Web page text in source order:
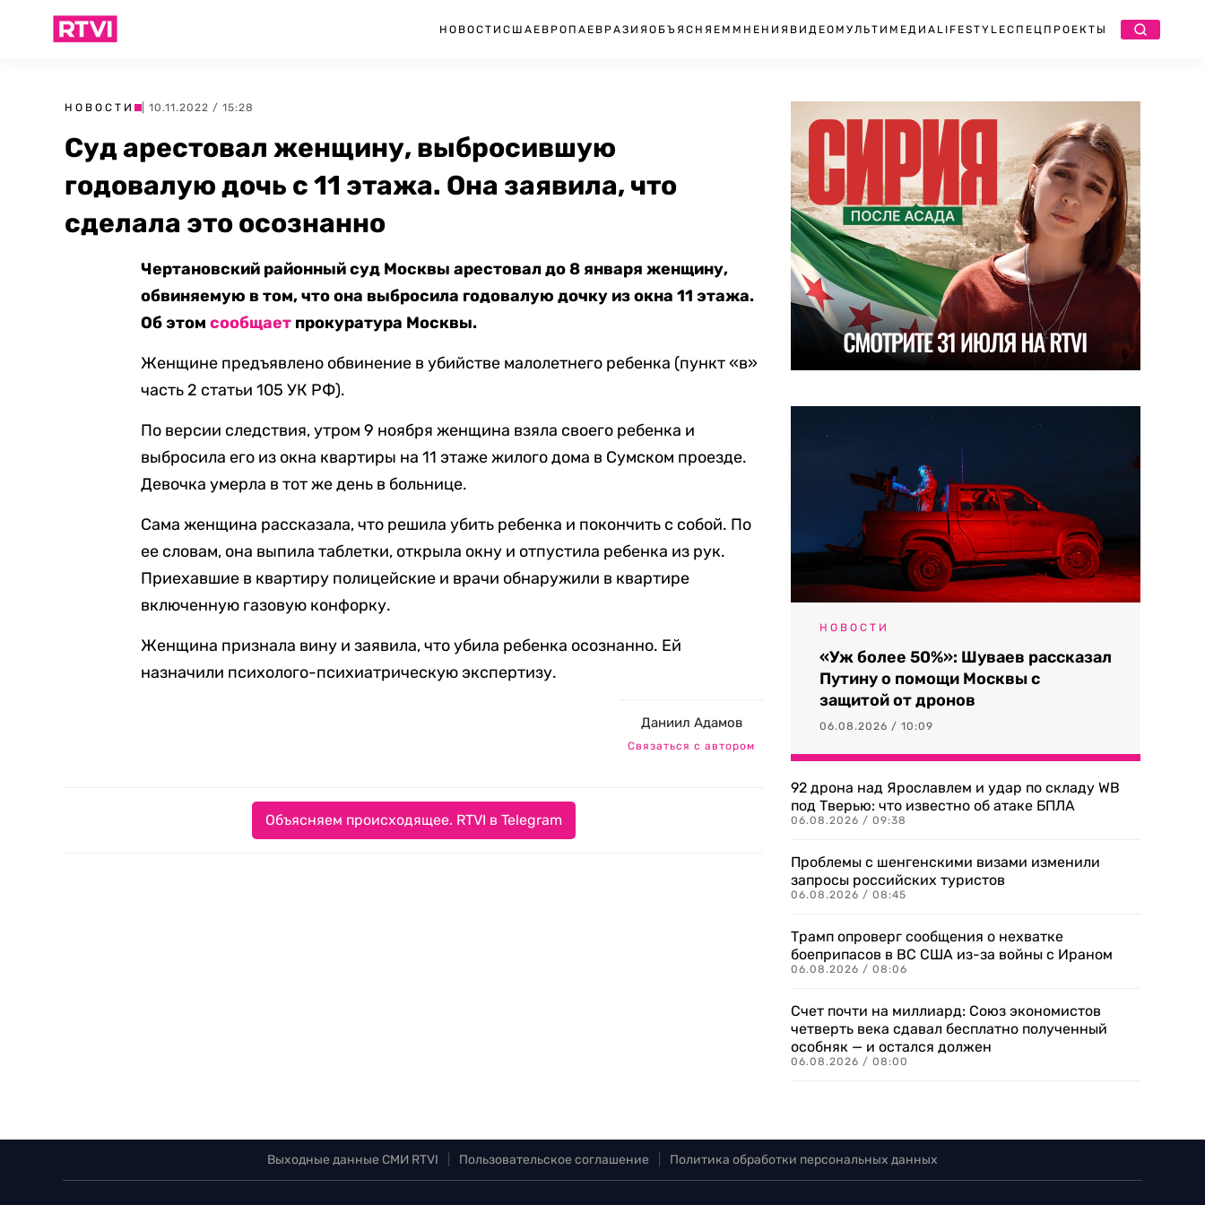
НОВОСТИ США ЕВРОПА ЕВРАЗИЯ ОБЪЯСНЯЕМ МНЕНИЯ ВИДЕО МУЛЬТИМЕДИА LIFESTYLEСПЕЦПРОЕКТЫ
НОВОСТИ | 10.11.2022 / 15:28
Суд арестовал женщину, выбросившую
годовалую дочь с 11 этажа. Она заявила, что
сделала это осознанно
Чертановский районный суд Москвы арестовал до 8 января женщину,
обвиняемую в том, что она выбросила годовалую дочку из окна 11 этажа.
Об этомсообщает прокуратура Москвы.
Женщине предъявлено обвинение в убийстве малолетнего ребенка (пункт «в»
часть 2 статьи 105 УК РФ).
По версии следствия, утром 9 ноября женщина взяла своего ребенка и
выбросила его из окна квартиры на 11 этаже жилого дома в Сумском проезде.
Девочка умерла в тот же день в больнице.
Сама женщина рассказала, что решила убить ребенка и покончить с собой. По
ее словам, она выпила таблетки, открыла окну и отпустила ребенка из рук.
Приехавшие в квартиру полицейские и врачи обнаружили в квартире
включенную газовую конфорку.
Женщина признала вину и заявила, что убила ребенка осознанно. Ей
назначили психолого-психиатрическую экспертизу.
Даниил Адамов
Связаться с автором
Объясняем происходящее. RTVI в Telegram
НОВОСТИ
«Уж более 50%»: Шуваев рассказал
Путину о помощи Москвы с
защитой от дронов
06.08.2026 / 10:09
92 дрона над Ярославлем и удар по складу WB
под Тверью: что известно об атаке БПЛА
06.08.2026 / 09:38
Проблемы с шенгенскими визами изменили
запросы российских туристов
06.08.2026 / 08:45
Трамп опроверг сообщения о нехватке
боеприпасов в ВС США из-за войны с Ираном
06.08.2026 / 08:06
Счет почти на миллиард: Союз экономистов
четверть века сдавал бесплатно полученный
особняк — и остался должен
06.08.2026 / 08:00
Выходные данные СМИ RTVI Пользовательское соглашение Политика обработки персональных данных